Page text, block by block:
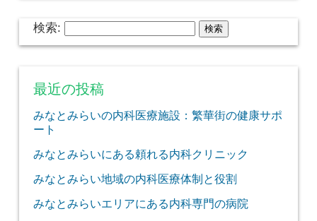
検索:
最近の投稿
みなとみらいの内科医療施設：繁華街の健康サポ
ート
みなとみらいにある頼れる内科クリニック
みなとみらい地域の内科医療体制と役割
みなとみらいエリアにある内科専門の病院